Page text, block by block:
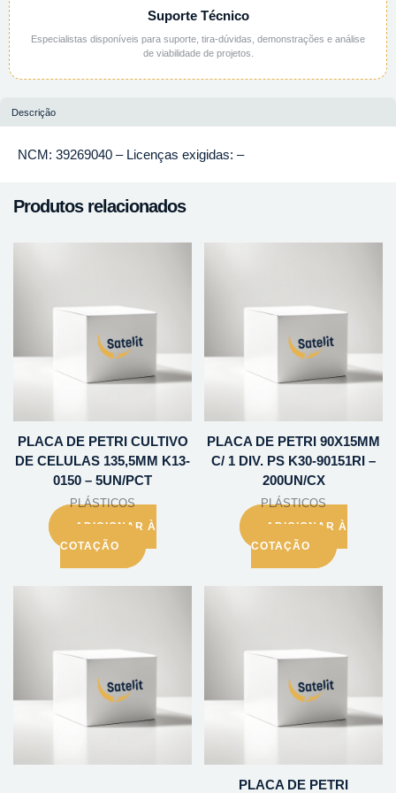
Suporte Técnico
Especialistas disponíveis para suporte, tira-dúvidas, demonstrações e análise
de viabilidade de projetos.
Descrição
NCM: 39269040 – Licenças exigidas: –
Produtos relacionados
PLACA DE PETRI CULTIVO
DE CELULAS 135,5MM K13-
0150 – 5UN/PCT
PLÁSTICOS
ADICIONAR À
COTAÇÃO
PLACA DE PETRI 90X15MM
C/ 1 DIV. PS K30-90151RI –
200UN/CX
PLÁSTICOS
ADICIONAR À
COTAÇÃO
PLACA DE PETRI